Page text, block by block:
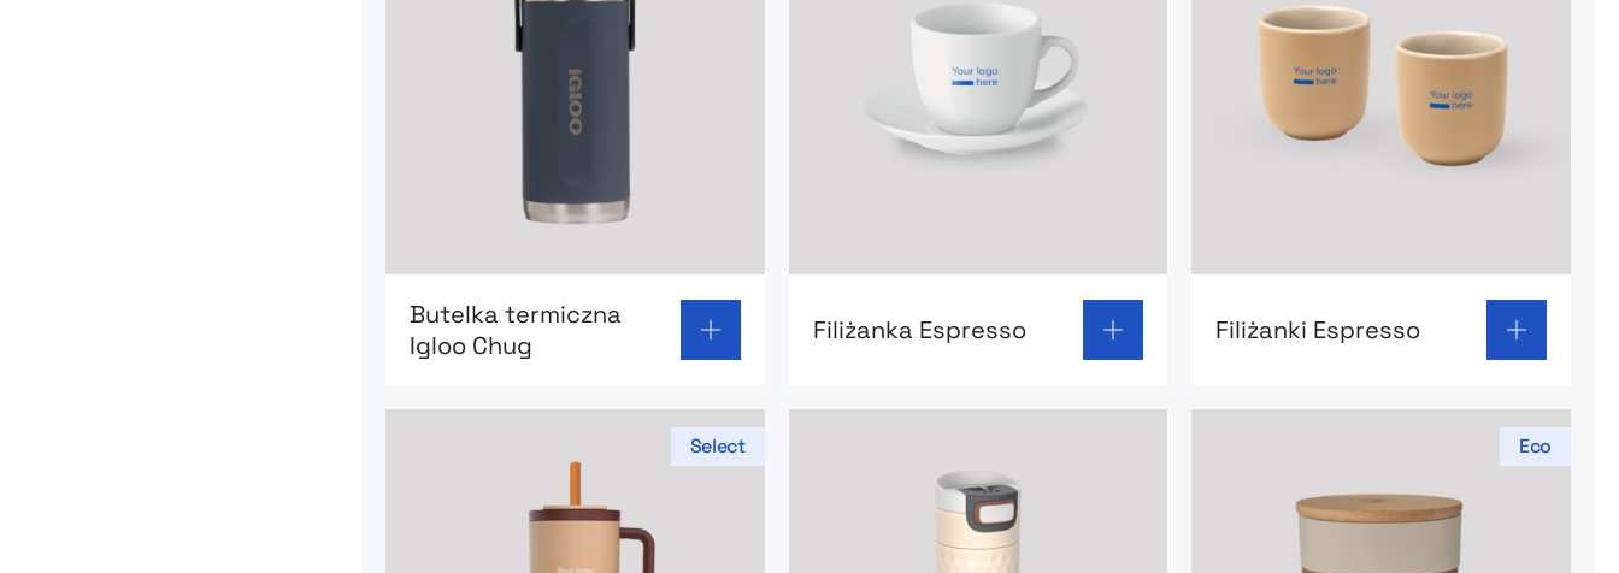
Butelka termiczna
Igloo Chug
Filiżanka Espresso Filiżanki Espresso
Select Eco